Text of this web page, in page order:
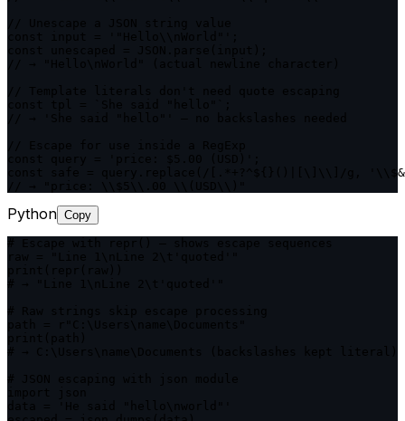
const safe = query.replace(/[.*+?^${}()|[\]\\]/g,
Python Copy